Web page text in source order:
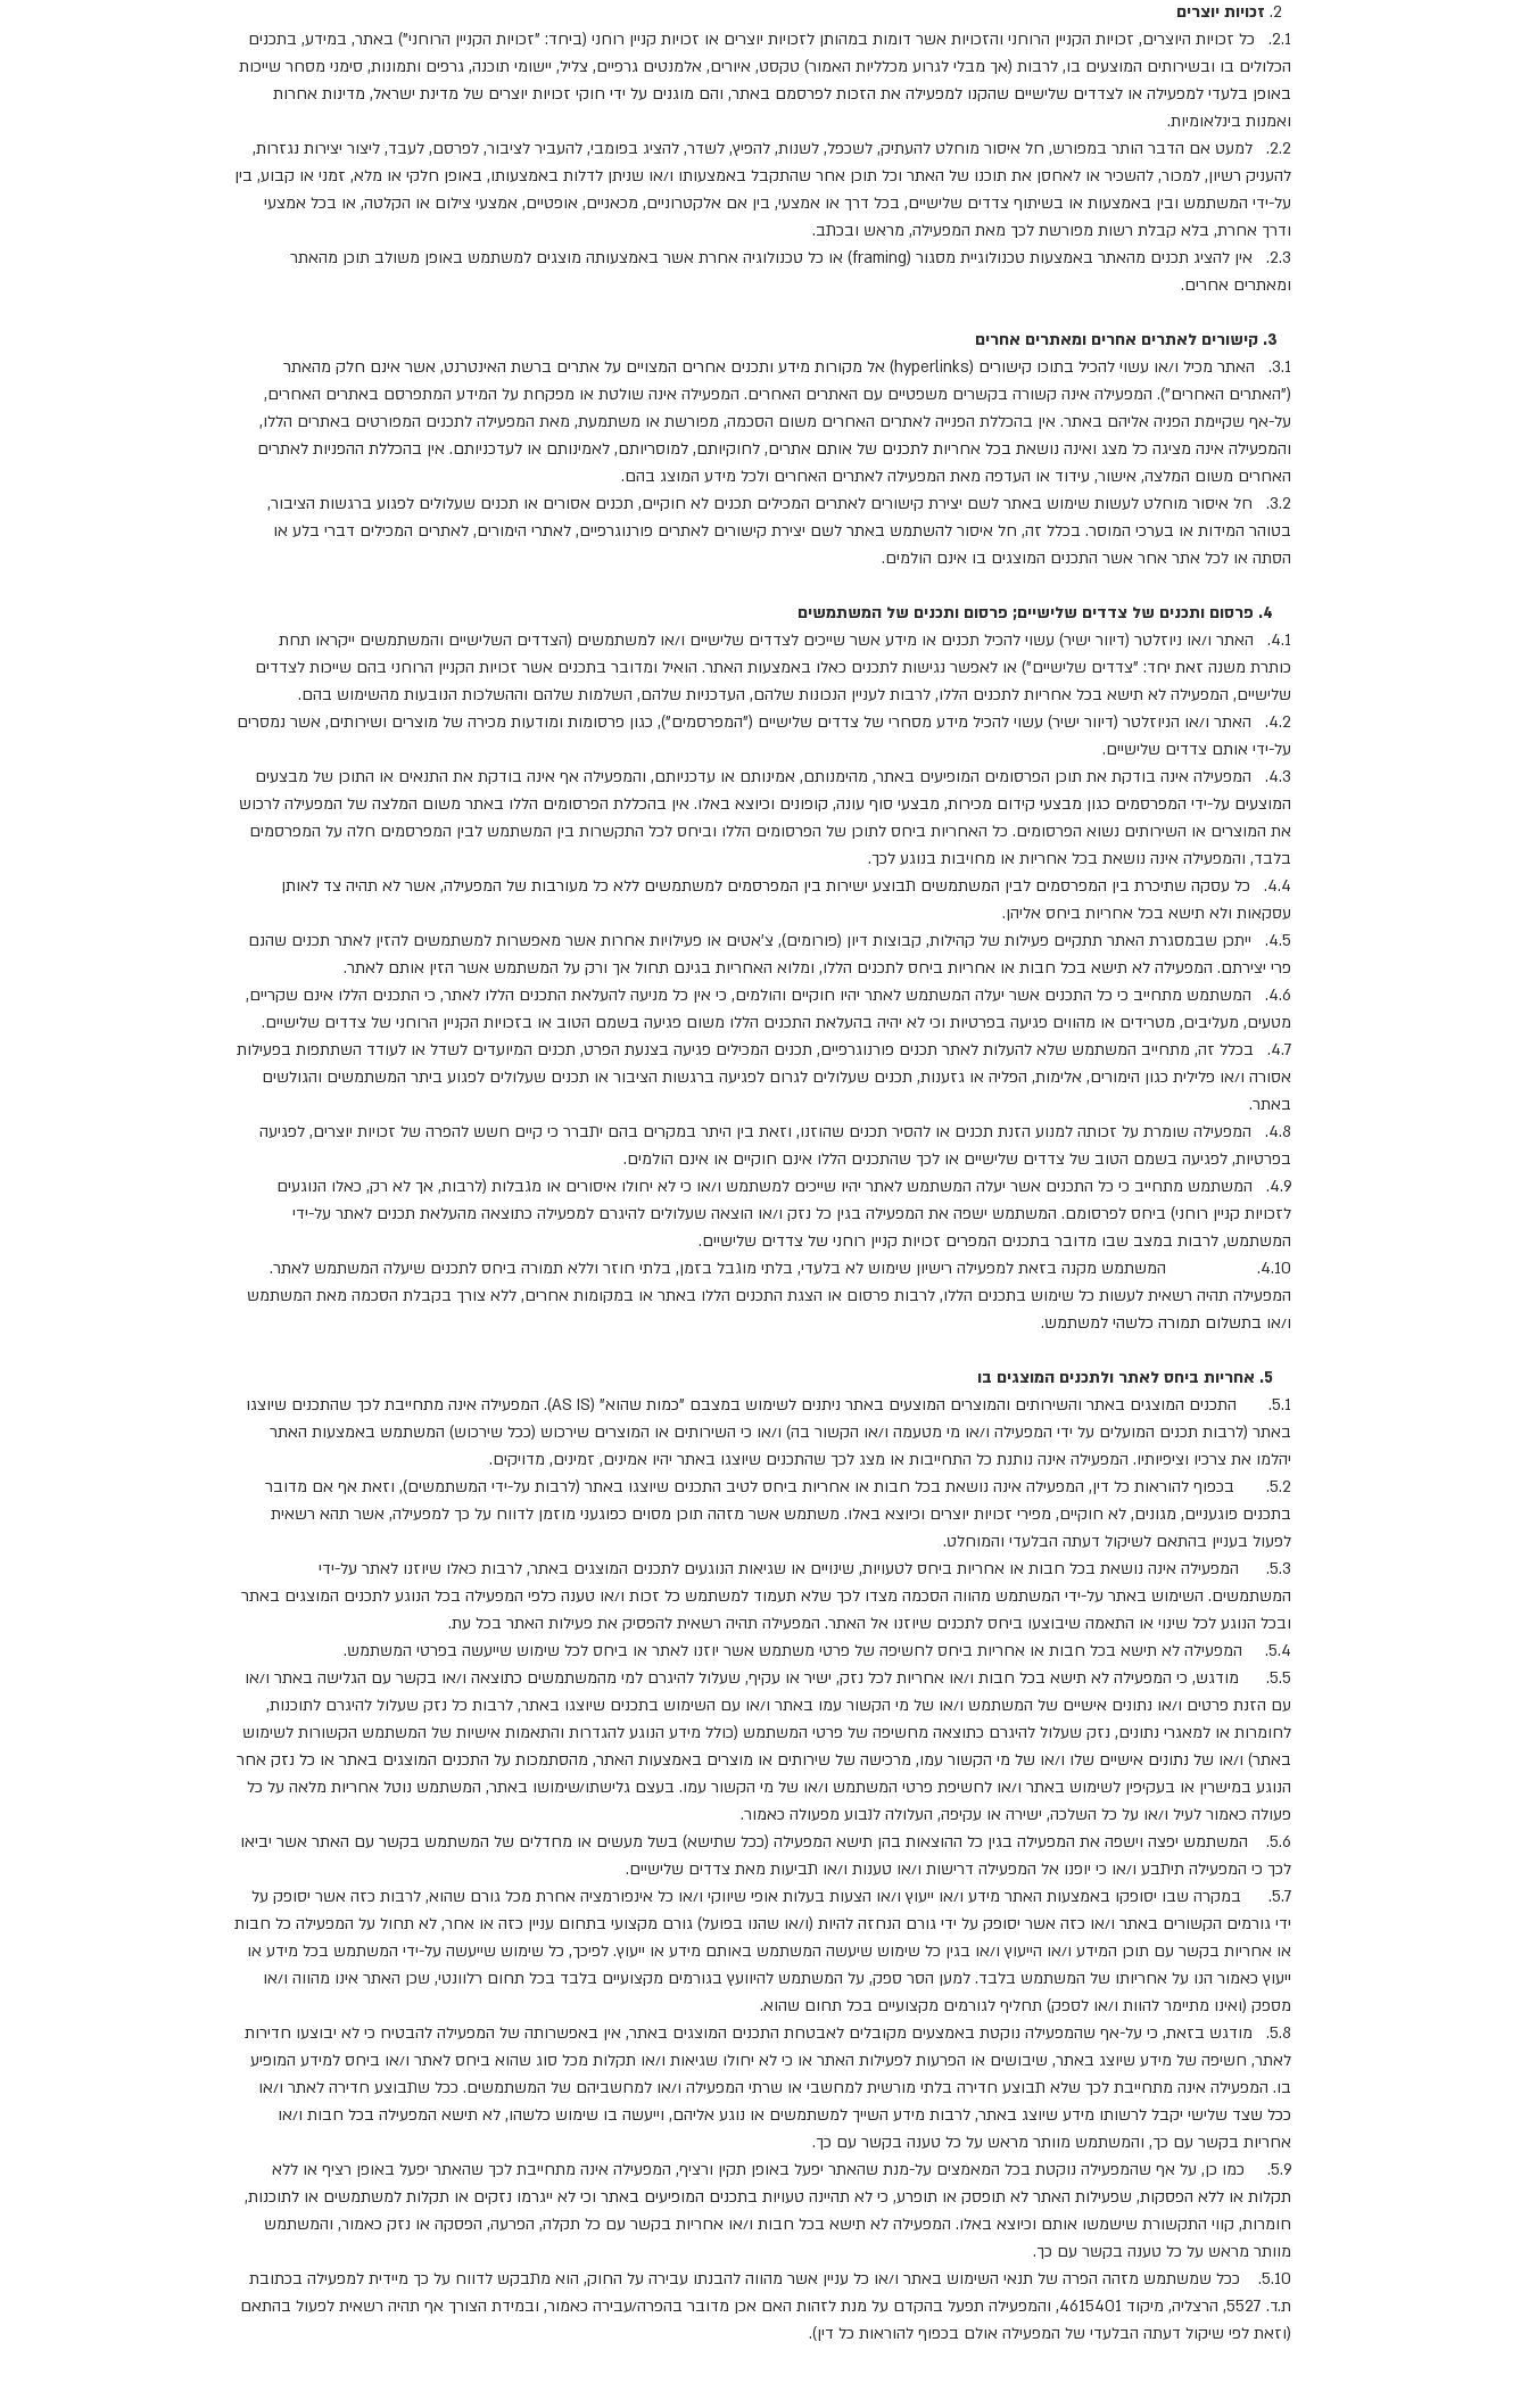
זכויות יוצרים
2.1. כל זכויות היוצרים, זכויות הקניין הרוחני והזכויות אשר דומות במהותן לזכויות יוצרים או זכויות קניין רוחני (ביחד: "זכויות הקניין הרוחני") באתר, במידע, בתכנים
הכלולים בו ובשירותים המוצעים בו, לרבות (אך מבלי לגרוע מכלליות האמור) טקסט, איורים, אלמנטים גרפיים, צליל, יישומי תוכנה, גרפים ותמונות, סימני מסחר שייכות
באופן בלעדי למפעילה או לצדדים שלישיים שהקנו למפעילה את הזכות לפרסמם באתר, והם מוגנים על ידי חוקי זכויות יוצרים של מדינת ישראל, מדינות אחרות
ואמנות בינלאומיות.
2.2. למעט אם הדבר הותר במפורש, חל איסור מוחלט להעתיק, לשכפל, לשנות, להפיץ, לשדר, להציג בפומבי, להעביר לציבור, לפרסם, לעבד, ליצור יצירות נגזרות,
להעניק רשיון, למכור, להשכיר או לאחסן את תוכנו של האתר וכל תוכן אחר שהתקבל באמצעותו ו/או שניתן לדלות באמצעותו, באופן חלקי או מלא, זמני או קבוע, בין
על-ידי המשתמש ובין באמצעות או בשיתוף צדדים שלישיים, בכל דרך או אמצעי, בין אם אלקטרוניים, מכאניים, אופטיים, אמצעי צילום או הקלטה, או בכל אמצעי
ודרך אחרת, בלא קבלת רשות מפורשת לכך מאת המפעילה, מראש ובכתב.
2.3. אין להציג תכנים מהאתר באמצעות טכנולוגיית מסגור (framing) או כל טכנולוגיה אחרת אשר באמצעותה מוצגים למשתמש באופן משולב תוכן מהאתר
ומאתרים אחרים.
3.1. האתר מכיל ו/או עשוי להכיל בתוכו קישורים (hyperlinks) אל מקורות מידע ותכנים אחרים המצויים על אתרים ברשת האינטרנט, אשר אינם חלק מהאתר
("האתרים האחרים"). המפעילה אינה קשורה בקשרים משפטיים עם האתרים האחרים. המפעילה אינה שולטת או מפקחת על המידע המתפרסם באתרים האחרים,
על-אף שקיימת הפניה אליהם באתר. אין בהכללת הפנייה לאתרים האחרים משום הסכמה, מפורשת או משתמעת, מאת המפעילה לתכנים המפורטים באתרים הללו,
והמפעילה אינה מציגה כל מצג ואינה נושאת בכל אחריות לתכנים של אותם אתרים, לחוקיותם, למוסריותם, לאמינותם או לעדכניותם. אין בהכללת ההפניות לאתרים
האחרים משום המלצה, אישור, עידוד או העדפה מאת המפעילה לאתרים האחרים ולכל מידע המוצג בהם.
3.2. חל איסור מוחלט לעשות שימוש באתר לשם יצירת קישורים לאתרים המכילים תכנים לא חוקיים, תכנים אסורים או תכנים שעלולים לפגוע ברגשות הציבור,
בטוהר המידות או בערכי המוסר. בכלל זה, חל איסור להשתמש באתר לשם יצירת קישורים לאתרים פורנוגרפיים, לאתרי הימורים, לאתרים המכילים דברי בלע או
הסתה או לכל אתר אחר אשר התכנים המוצגים בו אינם הולמים.
4.1. האתר ו/או ניוזלטר (דיוור ישיר) עשוי להכיל תכנים או מידע אשר שייכים לצדדים שלישיים ו/או למשתמשים (הצדדים השלישיים והמשתמשים ייקראו תחת
כותרת משנה זאת יחד: "צדדים שלישיים") או לאפשר נגישות לתכנים כאלו באמצעות האתר. הואיל ומדובר בתכנים אשר זכויות הקניין הרוחני בהם שייכות לצדדים
שלישיים, המפעילה לא תישא בכל אחריות לתכנים הללו, לרבות לעניין הנכונות שלהם, העדכניות שלהם, השלמות שלהם וההשלכות הנובעות מהשימוש בהם.
4.2. האתר ו/או הניוזלטר (דיוור ישיר) עשוי להכיל מידע מסחרי של צדדים שלישיים ("המפרסמים"), כגון פרסומות ומודעות מכירה של מוצרים ושירותים, אשר נמסרים
על-ידי אותם צדדים שלישיים.
4.3. המפעילה אינה בודקת את תוכן הפרסומים המופיעים באתר, מהימנותם, אמינותם או עדכניותם, והמפעילה אף אינה בודקת את התנאים או התוכן של מבצעים
המוצעים על-ידי המפרסמים כגון מבצעי קידום מכירות, מבצעי סוף עונה, קופונים וכיוצא באלו. אין בהכללת הפרסומים הללו באתר משום המלצה של המפעילה לרכוש
את המוצרים או השירותים נשוא הפרסומים. כל האחריות ביחס לתוכן של הפרסומים הללו וביחס לכל התקשרות בין המשתמש לבין המפרסמים חלה על המפרסמים
בלבד, והמפעילה אינה נושאת בכל אחריות או מחויבות בנוגע לכך.
4.4. כל עסקה שתיכרת בין המפרסמים לבין המשתמשים תבוצע ישירות בין המפרסמים למשתמשים ללא כל מעורבות של המפעילה, אשר לא תהיה צד לאותן
עסקאות ולא תישא בכל אחריות ביחס אליהן.
4.5. ייתכן שבמסגרת האתר תתקיים פעילות של קהילות, קבוצות דיון (פורומים), צ'אטים או פעילויות אחרות אשר מאפשרות למשתמשים להזין לאתר תכנים שהנם
פרי יצירתם. המפעילה לא תישא בכל חבות או אחריות ביחס לתכנים הללו, ומלוא האחריות בגינם תחול אך ורק על המשתמש אשר הזין אותם לאתר.
4.6. המשתמש מתחייב כי כל התכנים אשר יעלה המשתמש לאתר יהיו חוקיים והולמים, כי אין כל מניעה להעלאת התכנים הללו לאתר, כי התכנים הללו אינם שקריים,
מטעים, מעליבים, מטרידים או מהווים פגיעה בפרטיות וכי לא יהיה בהעלאת התכנים הללו משום פגיעה בשמם הטוב או בזכויות הקניין הרוחני של צדדים שלישיים.
4.7. בכלל זה, מתחייב המשתמש שלא להעלות לאתר תכנים פורנוגרפיים, תכנים המכילים פגיעה בצנעת הפרט, תכנים המיועדים לשדל או לעודד השתתפות בפעילות
אסורה ו/או פלילית כגון הימורים, אלימות, הפליה או גזענות, תכנים שעלולים לגרום לפגיעה ברגשות הציבור או תכנים שעלולים לפגוע ביתר המשתמשים והגולשים
באתר.
4.8. המפעילה שומרת על זכותה למנוע הזנת תכנים או להסיר תכנים שהוזנו, וזאת בין היתר במקרים בהם יתברר כי קיים חשש להפרה של זכויות יוצרים, לפגיעה
בפרטיות, לפגיעה בשמם הטוב של צדדים שלישיים או לכך שהתכנים הללו אינם חוקיים או אינם הולמים.
4.9. המשתמש מתחייב כי כל התכנים אשר יעלה המשתמש לאתר יהיו שייכים למשתמש ו/או כי לא יחולו איסורים או מגבלות (לרבות, אך לא רק, כאלו הנוגעים
לזכויות קניין רוחני) ביחס לפרסומם. המשתמש ישפה את המפעילה בגין כל נזק ו/או הוצאה שעלולים להיגרם למפעילה כתוצאה מהעלאת תכנים לאתר על-ידי
המשתמש, לרבות במצב שבו מדובר בתכנים המפרים זכויות קניין רוחני של צדדים שלישיים.
4.10. המשתמש מקנה בזאת למפעילה רישיון שימוש לא בלעדי, בלתי מוגבל בזמן, בלתי חוזר וללא תמורה ביחס לתכנים שיעלה המשתמש לאתר.
המפעילה תהיה רשאית לעשות כל שימוש בתכנים הללו, לרבות פרסום או הצגת התכנים הללו באתר או במקומות אחרים, ללא צורך בקבלת הסכמה מאת המשתמש
ו/או בתשלום תמורה כלשהי למשתמש.
5.1. התכנים המוצגים באתר והשירותים והמוצרים המוצעים באתר ניתנים לשימוש במצבם "כמות שהוא" (AS IS). המפעילה אינה מתחייבת לכך שהתכנים שיוצגו
באתר (לרבות תכנים המועלים על ידי המפעילה ו/או מי מטעמה ו/או הקשור בה) ו/או כי השירותים או המוצרים שירכוש (ככל שירכוש) המשתמש באמצעות האתר
יהלמו את צרכיו וציפיותיו. המפעילה אינה נותנת כל התחייבות או מצג לכך שהתכנים שיוצגו באתר יהיו אמינים, זמינים, מדויקים.
5.2. בכפוף להוראות כל דין, המפעילה אינה נושאת בכל חבות או אחריות ביחס לטיב התכנים שיוצגו באתר (לרבות על-ידי המשתמשים), וזאת אף אם מדובר
בתכנים פוגעניים, מגונים, לא חוקיים, מפירי זכויות יוצרים וכיוצא באלו. משתמש אשר מזהה תוכן מסוים כפוגעני מוזמן לדווח על כך למפעילה, אשר תהא רשאית
לפעול בעניין בהתאם לשיקול דעתה הבלעדי והמוחלט.
5.3. המפעילה אינה נושאת בכל חבות או אחריות ביחס לטעויות, שינויים או שגיאות הנוגעים לתכנים המוצגים באתר, לרבות כאלו שיוזנו לאתר על-ידי
המשתמשים. השימוש באתר על-ידי המשתמש מהווה הסכמה מצדו לכך שלא תעמוד למשתמש כל זכות ו/או טענה כלפי המפעילה בכל הנוגע לתכנים המוצגים באתר
ובכל הנוגע לכל שינוי או התאמה שיבוצעו ביחס לתכנים שיוזנו אל האתר. המפעילה תהיה רשאית להפסיק את פעילות האתר בכל עת.
5.4. המפעילה לא תישא בכל חבות או אחריות ביחס לחשיפה של פרטי משתמש אשר יוזנו לאתר או ביחס לכל שימוש שייעשה בפרטי המשתמש.
5.5. מודגש, כי המפעילה לא תישא בכל חבות ו/או אחריות לכל נזק, ישיר או עקיף, שעלול להיגרם למי מהמשתמשים כתוצאה ו/או בקשר עם הגלישה באתר ו/או
עם הזנת פרטים ו/או נתונים אישיים של המשתמש ו/או של מי הקשור עמו באתר ו/או עם השימוש בתכנים שיוצגו באתר, לרבות כל נזק שעלול להיגרם לתוכנות,
לחומרות או למאגרי נתונים, נזק שעלול להיגרם כתוצאה מחשיפה של פרטי המשתמש (כולל מידע הנוגע להגדרות והתאמות אישיות של המשתמש הקשורות לשימוש
באתר) ו/או של נתונים אישיים שלו ו/או של מי הקשור עמו, מרכישה של שירותים או מוצרים באמצעות האתר, מהסתמכות על התכנים המוצגים באתר או כל נזק אחר
הנוגע במישרין או בעקיפין לשימוש באתר ו/או לחשיפת פרטי המשתמש ו/או של מי הקשור עמו. בעצם גלישתו/שימושו באתר, המשתמש נוטל אחריות מלאה על כל
פעולה כאמור לעיל ו/או על כל השלכה, ישירה או עקיפה, העלולה לנבוע מפעולה כאמור.
5.6. המשתמש יפצה וישפה את המפעילה בגין כל ההוצאות בהן תישא המפעילה (ככל שתישא) בשל מעשים או מחדלים של המשתמש בקשר עם האתר אשר יביאו
לכך כי המפעילה תיתבע ו/או כי יופנו אל המפעילה דרישות ו/או טענות ו/או תביעות מאת צדדים שלישיים.
5.7. במקרה שבו יסופקו באמצעות האתר מידע ו/או ייעוץ ו/או הצעות בעלות אופי שיווקי ו/או כל אינפורמציה אחרת מכל גורם שהוא, לרבות כזה אשר יסופק על
ידי גורמים הקשורים באתר ו/או כזה אשר יסופק על ידי גורם הנחזה להיות (ו/או שהנו בפועל) גורם מקצועי בתחום עניין כזה או אחר, לא תחול על המפעילה כל חבות
או אחריות בקשר עם תוכן המידע ו/או הייעוץ ו/או בגין כל שימוש שיעשה המשתמש באותם מידע או ייעוץ. לפיכך, כל שימוש שייעשה על-ידי המשתמש בכל מידע או
ייעוץ כאמור הנו על אחריותו של המשתמש בלבד. למען הסר ספק, על המשתמש להיוועץ בגורמים מקצועיים בלבד בכל תחום רלוונטי, שכן האתר אינו מהווה ו/או
מספק (ואינו מתיימר להוות ו/או לספק) תחליף לגורמים מקצועיים בכל תחום שהוא.
5.8. מודגש בזאת, כי על-אף שהמפעילה נוקטת באמצעים מקובלים לאבטחת התכנים המוצגים באתר, אין באפשרותה של המפעילה להבטיח כי לא יבוצעו חדירות
לאתר, חשיפה של מידע שיוצג באתר, שיבושים או הפרעות לפעילות האתר או כי לא יחולו שגיאות ו/או תקלות מכל סוג שהוא ביחס לאתר ו/או ביחס למידע המופיע
בו. המפעילה אינה מתחייבת לכך שלא תבוצע חדירה בלתי מורשית למחשבי או שרתי המפעילה ו/או למחשביהם של המשתמשים. ככל שתבוצע חדירה לאתר ו/או
ככל שצד שלישי יקבל לרשותו מידע שיוצג באתר, לרבות מידע השייך למשתמשים או נוגע אליהם, וייעשה בו שימוש כלשהו, לא תישא המפעילה בכל חבות ו/או
אחריות בקשר עם כך, והמשתמש מוותר מראש על כל טענה בקשר עם כך.
5.9. כמו כן, על אף שהמפעילה נוקטת בכל המאמצים על-מנת שהאתר יפעל באופן תקין ורציף, המפעילה אינה מתחייבת לכך שהאתר יפעל באופן רציף או ללא
תקלות או ללא הפסקות, שפעילות האתר לא תופסק או תופרע, כי לא תהיינה טעויות בתכנים המופיעים באתר וכי לא ייגרמו נזקים או תקלות למשתמשים או לתוכנות,
חומרות, קווי התקשורת שישמשו אותם וכיוצא באלו. המפעילה לא תישא בכל חבות ו/או אחריות בקשר עם כל תקלה, הפרעה, הפסקה או נזק כאמור, והמשתמש
מוותר מראש על כל טענה בקשר עם כך.
5.10. ככל שמשתמש מזהה הפרה של תנאי השימוש באתר ו/או כל עניין אשר מהווה להבנתו עבירה על החוק, הוא מתבקש לדווח על כך מיידית למפעילה בכתובת
ת.ד. 5527, הרצליה, מיקוד 4615401, והמפעילה תפעל בהקדם על מנת לזהות האם אכן מדובר בהפרה/עבירה כאמור, ובמידת הצורך אף תהיה רשאית לפעול בהתאם
(וזאת לפי שיקול דעתה הבלעדי של המפעילה אולם בכפוף להוראות כל דין).